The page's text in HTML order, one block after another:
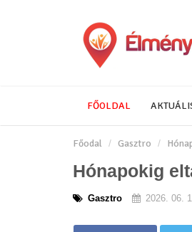
FŐOLDAL
Főodal Gasztro
Hónapokig
Gasztro 2026. 06.